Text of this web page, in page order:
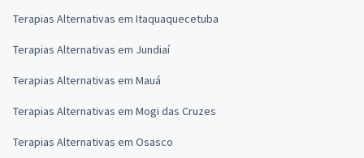
Terapias Alternativas em Itaquaquecetuba
Terapias Alternativas em Jundiaí
Terapias Alternativas em Mauá
Terapias Alternativas em Mogi das Cruzes
Terapias Alternativas em Osasco